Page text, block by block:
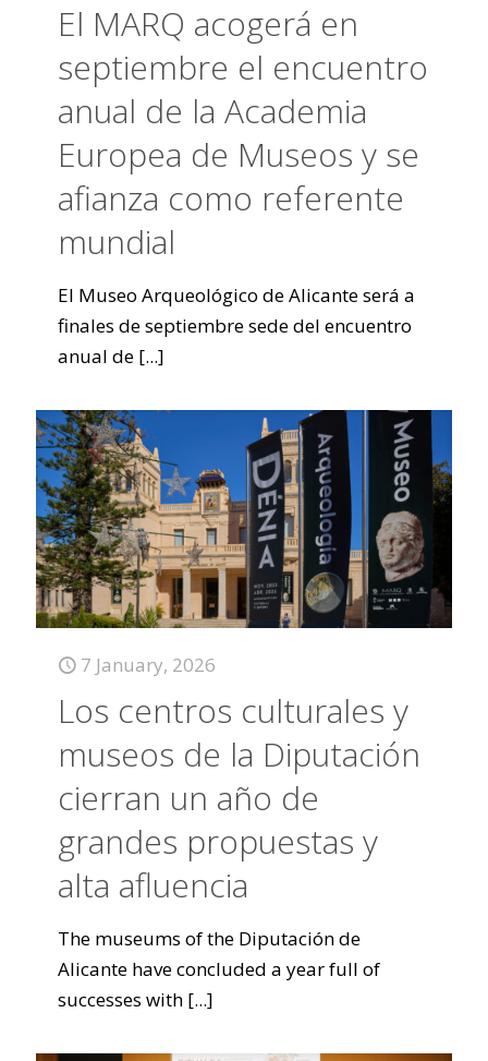
El MARQ acogerá en
septiembre el encuentro
anual de la Academia
Europea de Museos y se
afianza como referente
mundial
El Museo Arqueológico de Alicante será a
finales de septiembre sede del encuentro
anual de [...]
7 January, 2026
Los centros culturales y
museos de la Diputación
cierran un año de
grandes propuestas y
alta afluencia
The museums of the Diputación de
Alicante have concluded a year full of
successes with [...]